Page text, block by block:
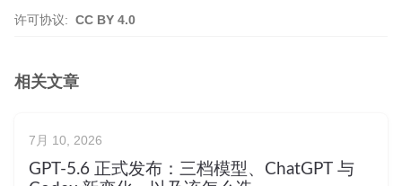
许可协议: CC BY 4.0
相关文章
7月 10, 2026
GPT-5.6 正式发布：三档模型、ChatGPT 与